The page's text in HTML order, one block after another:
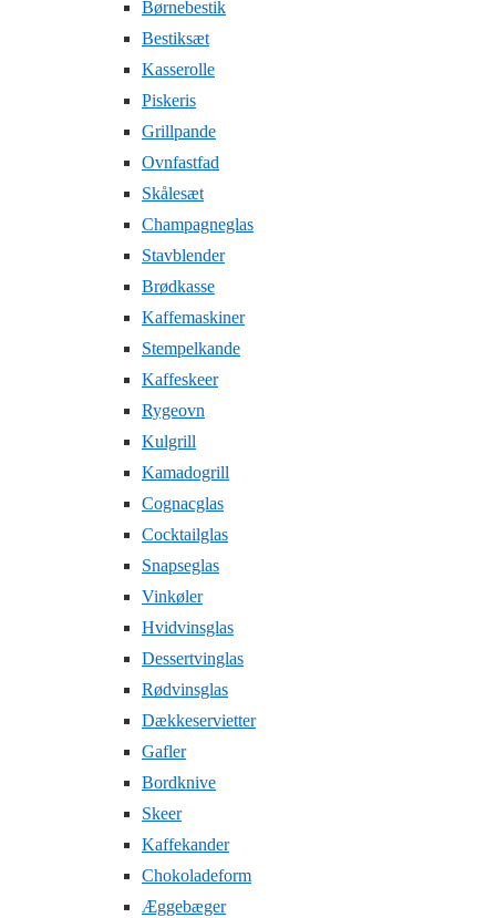
Børnebestik
Bestiksæt
Kasserolle
Piskeris
Grillpande
Ovnfastfad
Skålesæt
Champagneglas
Stavblender
Brødkasse
Kaffemaskiner
Stempelkande
Kaffeskeer
Rygeovn
Kulgrill
Kamadogrill
Cognacglas
Cocktailglas
Snapseglas
Vinkøler
Hvidvinsglas
Dessertvinglas
Rødvinsglas
Dækkeservietter
Gafler
Bordknive
Skeer
Kaffekander
Chokoladeform
Æggebæger